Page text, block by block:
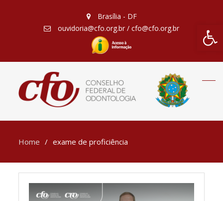
Barra
Brasília - DF
ouvidoria@cfo.org.br / cfo@cfo.org.br
Home exame de proficiência